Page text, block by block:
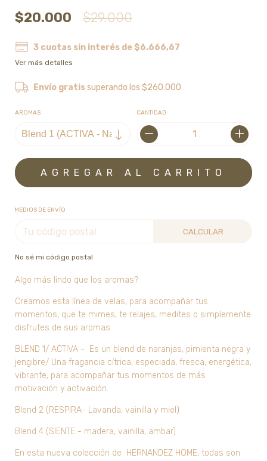
$20.000 $29.000
3 cuotas sin interés de $6.666,67
Ver más detalles
Envío gratissuperando los$260.000
AROMAS CANTIDAD
MEDIOS DE ENVÍO
CALCULAR
No sé mi código postal
Algo más lindo que los aromas?
Creamos esta línea de velas, para acompañar tus
momentos, que te mimes, te relajes, medites o simplemente
disfrutes de sus aromas.
BLEND 1/ ACTIVA - Es un blend de naranjas, pimienta negra y
jengibre/ Una fragancia cítrica, especiada, fresca, energética,
vibrante, para acompañar tus momentos de más
motivación y activación.
Blend 2 (RESPIRA- Lavanda, vainilla y miel)
Blend 4 (SIENTE - madera, vainilla, ambar)
En esta nueva colección de HERNANDEZ HOME, todas son